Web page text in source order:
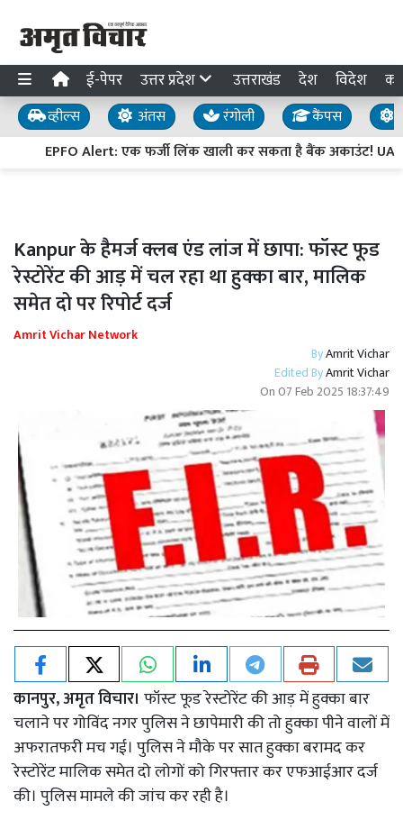
ई-पेपर उत्तर प्रदेश उत्तराखंड देश विदेश
व्हील्स अंतस रंगोली कैंपस
EPFO Alert: एक फर्जी लिंक खाली कर सकता है बैंक अकाउंट!
Kanpur के हैमर्ज क्लब एंड लांज में छापा: फॉस्ट फूड
रेस्टोरेंट की आड़ में चल रहा था हुक्का बार, मालिक
समेत दो पर रिपोर्ट दर्ज
Amrit Vichar Network
ByAmrit Vichar
Edited ByAmrit Vichar
On07 Feb 2025 18:37:49
कानपुर, अमृत विचार। फॉस्ट फूड रेस्टोरेंट की आड़ में हुक्का बार
चलाने पर गोविंद नगर पुलिस ने छापेमारी की तो हुक्का पीने वालों में
अफरातफरी मच गई। पुलिस ने मौके पर सात हुक्का बरामद कर
रेस्टोरेंट मालिक समेत दो लोगों को गिरफ्तार कर एफआईआर दर्ज
की। पुलिस मामले की जांच कर रही है।